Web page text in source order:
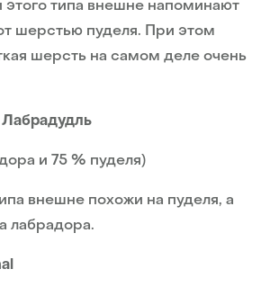
этого типа внешне напоминают
шерстью пуделя. При этом
шерсть на самом деле очень
и 75 % пуделя)
внешне похожи на пуделя, а
лабрадора.